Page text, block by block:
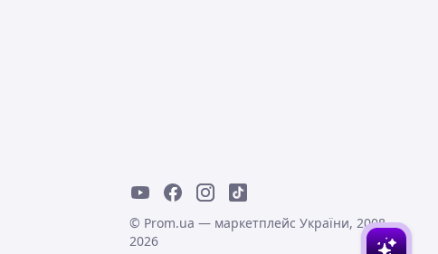
© Prom.ua — маркетплейс України, 2008-
2026